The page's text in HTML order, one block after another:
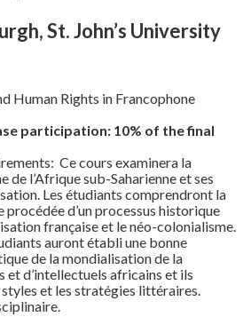
St. John’s University
Human Rights in Francophone
participation: 10% of the final
Ce cours examinera la
l’Afrique sub-Saharienne et ses
Les étudiants comprendront la
d’un processus historique
française et le néo-colonialisme.
auront établi une bonne
de la mondialisation de la
et d’intellectuels africains et ils
et les stratégies littéraires.